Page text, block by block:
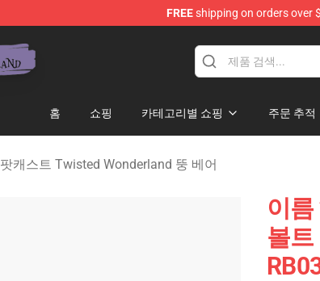
FREEshipping on orders over
홈 쇼핑 카테고리별 쇼핑 주문 추적
팟캐스트 Twisted Wonderland 뚱 베어
이
볼